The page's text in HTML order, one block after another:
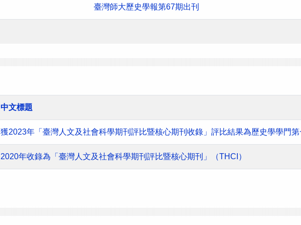
臺灣師大歷史學報第67期出刊
中文標題
獲2023年「臺灣人文及社會科學期刊評比暨核心期刊收錄」評比結果為歷史學學門
2020年收錄為「臺灣人文及社會科學期刊評比暨核心期刊」（THCI）